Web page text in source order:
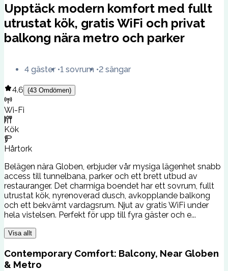
Upptäck modern komfort med fullt
utrustat kök, gratis WiFi och privat
balkong nära metro och parker
4 gäster 1 sovrum 2 sängar
4.6 (43 Omdömen)
Wi-Fi
Kök
Hårtork
Belägen nära Globen, erbjuder vår mysiga lägenhet snabb
access till tunnelbana, parker och ett brett utbud av
restauranger. Det charmiga boendet har ett sovrum, fullt
utrustat kök, nyrenoverad dusch, avkopplande balkong
och ett bekvämt vardagsrum. Njut av gratis WiFi under
hela vistelsen. Perfekt för upp till fyra gäster och e...
Visa allt
Contemporary Comfort: Balcony, Near Globen
& Metro